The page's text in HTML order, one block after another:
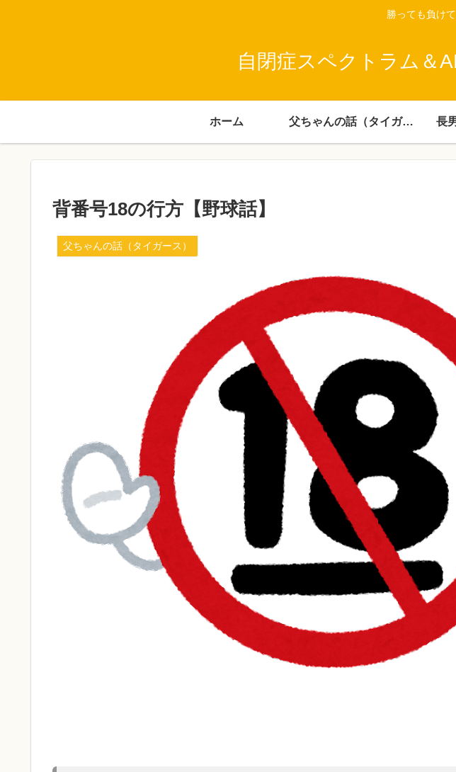
勝っても負け
自閉症スペクトラム＆
ホーム 父ちゃんの話（タイガース） 長
背番号18の行方【野球話】
父ちゃんの話（タイガース）